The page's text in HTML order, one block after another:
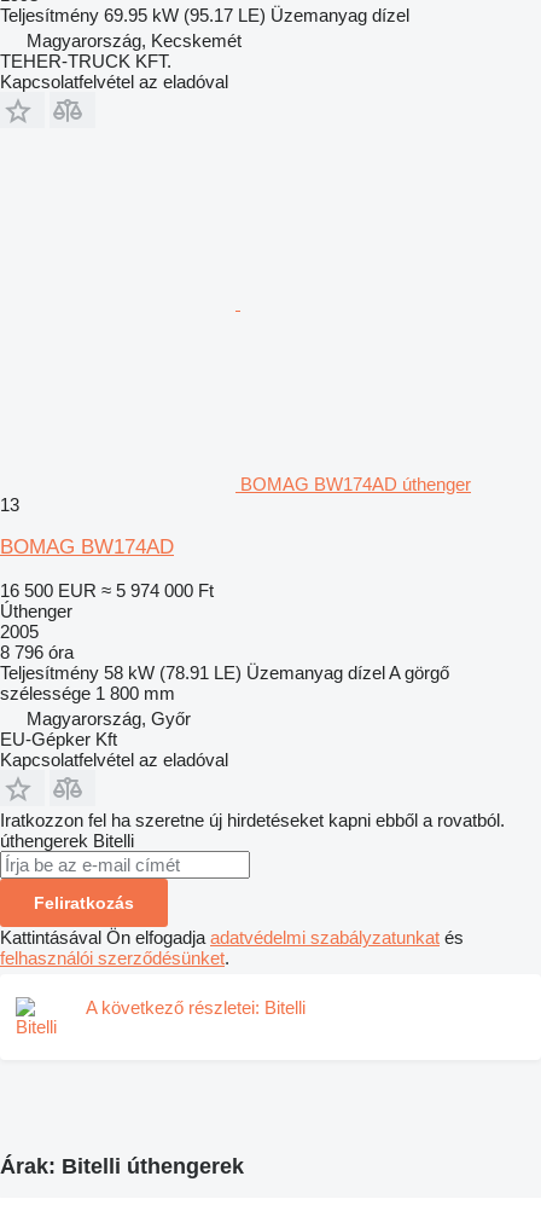
Teljesítmény 69.95 kW (95.17 LE) Üzemanyag dízel
Magyarország, Kecskemét
TEHER-TRUCK KFT.
Kapcsolatfelvétel az eladóval
BOMAG BW174AD úthenger
13
BOMAG BW174AD
16 500 EUR ≈ 5 974 000 Ft
Úthenger
2005
8 796 óra
Teljesítmény 58 kW (78.91 LE) Üzemanyag dízelA görgő
szélessége 1 800 mm
Magyarország, Győr
EU-Gépker Kft
Kapcsolatfelvétel az eladóval
Iratkozzon fel ha szeretne új hirdetéseket kapni ebből a rovatból.
úthengerek Bitelli
Feliratkozás
Kattintásával Ön elfogadja adatvédelmi szabályzatunkat és
felhasználói szerződésünket.
A következő részletei: Bitelli
Árak: Bitelli úthengerek